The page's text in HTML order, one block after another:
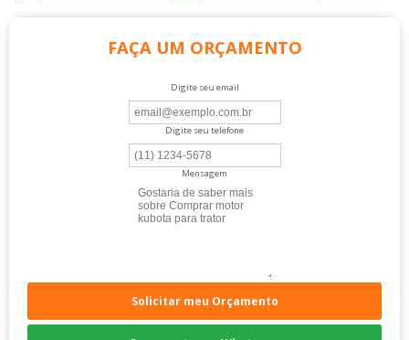
FAÇA UM ORÇAMENTO
Digite seu email
Digite seu telefone
Mensagem
Solicitar meu Orçamento